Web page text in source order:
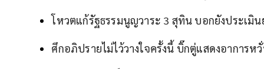
โหวตแก้รัฐธรรมนูญวาระ 3 สุทิน บอกยังประเมิ
ศึกอภิปรายไม่ไว้วางใจครั้งนี้ บิ๊กตู่แสดงอาการห